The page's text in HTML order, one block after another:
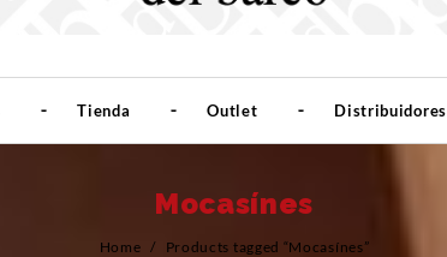
Tienda Outlet Distribuidores
Mocasínes
Home / Products tagged “Mocasínes”